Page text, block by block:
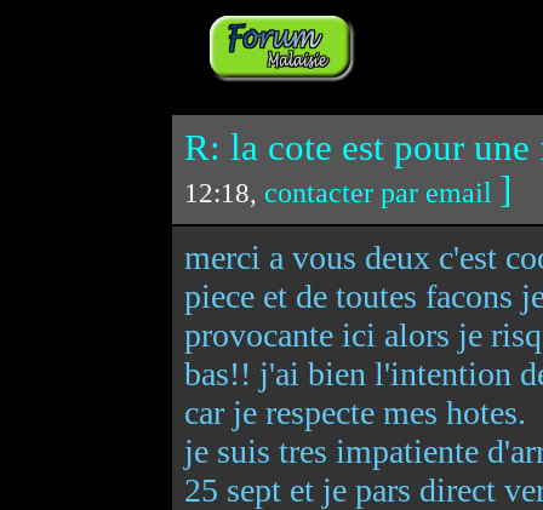
R: la cote est pour une
12:18, contacter par email ]
merci a vous deux c'est
piece et de toutes facons
provocante ici alors je
bas!! j'ai bien l'intention
car je respecte mes hotes.
je suis tres impatiente
25 sept et je pars direct